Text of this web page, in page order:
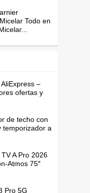
Todo en
–
ofertas y
de techo con
temporizador a
A Pro 2026
Atmos 75″
Pro 5G